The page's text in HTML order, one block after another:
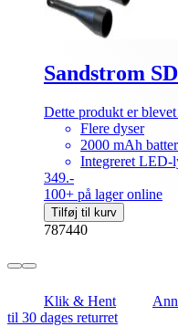
Sandstrom
Dette produkt er
Flere dyser
2000 mAh
Integreret LED-
349.-
100+ på lager online
Tilføj til kurv
787440
Klik & Hent
til 30 dages returret